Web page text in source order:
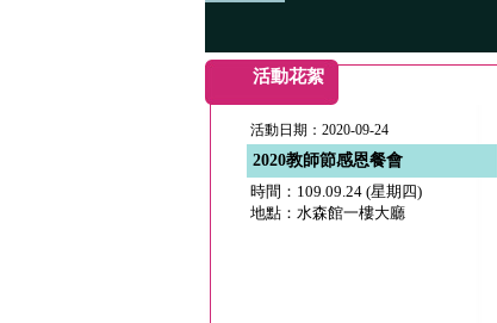
活動花絮
活動日期：2020-09-24
2020教師節感恩餐會
時間：109.09.24 (星期四)
地點：水森館一樓大廳